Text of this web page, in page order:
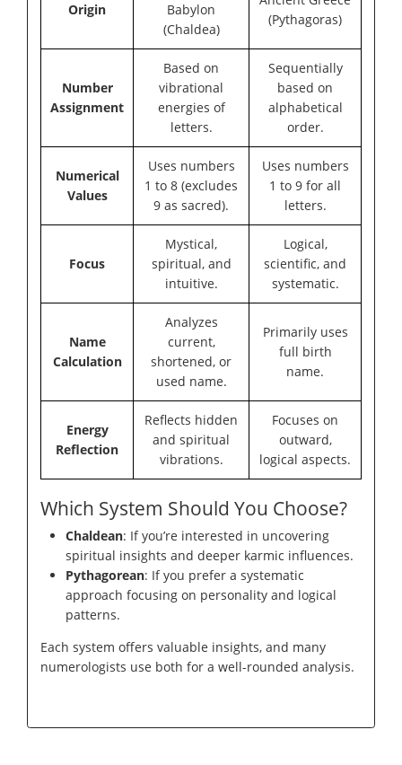
Origin
Babylon
(Chaldea)
(Pythagoras)
Number
Assignment
Based on
vibrational
energies of
letters.
Sequentially
based on
alphabetical
order.
Numerical
Values
Uses numbers
1 to 8 (excludes
9 as sacred).
Uses numbers
1 to 9 for all
letters.
Focus
Mystical,
spiritual, and
intuitive.
Logical,
scientific, and
systematic.
Name
Calculation
Analyzes
current,
shortened, or
used name.
Primarily uses
full birth
name.
Energy
Reflection
Reflects hidden
and spiritual
vibrations.
Focuses on
outward,
logical aspects.
Which System Should You Choose?
Chaldean: If you’re interested in uncovering
spiritual insights and deeper karmic influences.
Pythagorean: If you prefer a systematic
approach focusing on personality and logical
patterns.
Each system offers valuable insights, and many
numerologists use both for a well-rounded analysis.